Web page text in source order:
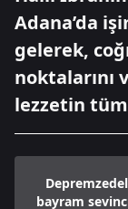
Adana’da
gelerek,
noktalarını
lezzetin
bayram